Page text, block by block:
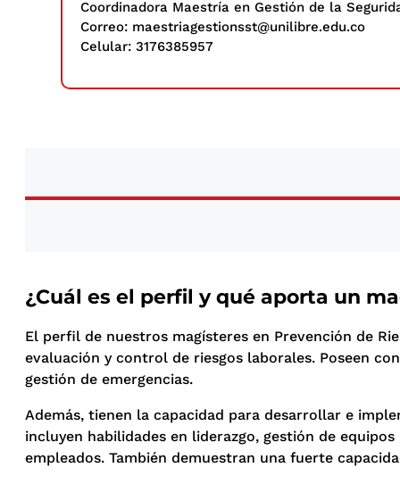
Coordinadora Maestría en Gestión de la
Correo: maestriagestionsst@unilibre.edu.co
Celular: 3176385957
¿Cuál es el perfil y qué aporta un
El perfil de nuestros magísteres en Prevención de
evaluación y control de riesgos laborales. Poseen
gestión de emergencias.
Además, tienen la capacidad para desarrollar e
incluyen habilidades en liderazgo, gestión de
empleados. También demuestran una fuerte